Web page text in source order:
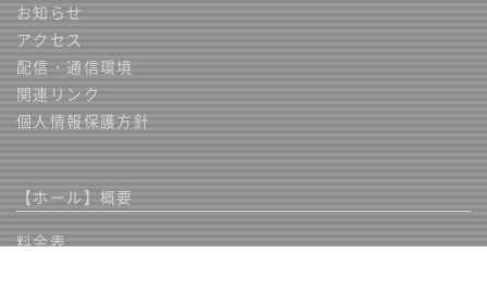
お知らせ
アクセス
配信・通信環境
関連リンク
個人情報保護方針
【ホール】概要
料金表